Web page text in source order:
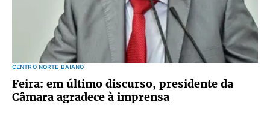
CENTRO NORTE BAIANO
Feira: em último discurso, presidente da
Câmara agradece à imprensa